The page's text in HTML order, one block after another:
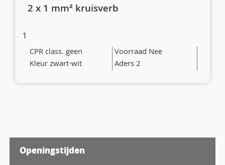
2 x 1 mm² kruisverb
1
CPR class. geen
Voorraad Nee
Kleur zwart-wit
Aders 2
Openingstijden